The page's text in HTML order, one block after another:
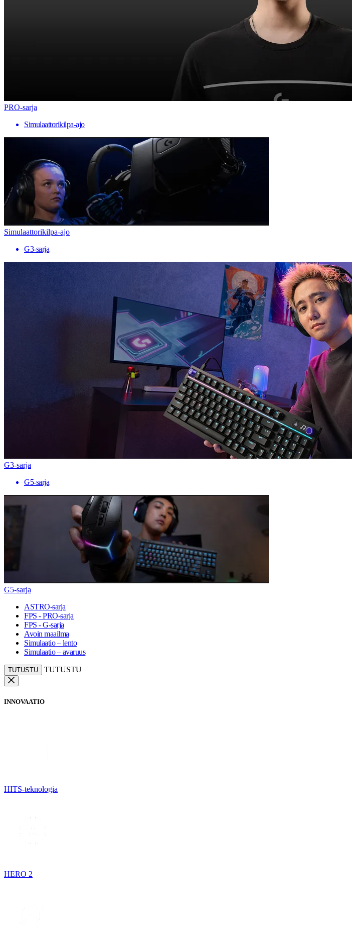
PRO-sarja
Simulaattorikilpa-ajo
Simulaattorikilpa-ajo
G3-sarja
G3-sarja
G5-sarja
G5-sarja
ASTRO-sarja
FPS - PRO-sarja
FPS - G-sarja
Avoin maailma
Simulaatio – lento
Simulaatio – avaruus
TUTUSTU TUTUSTU
INNOVAATIO
HITS-teknologia
HERO 2